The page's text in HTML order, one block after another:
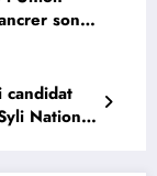
son
candidat
National